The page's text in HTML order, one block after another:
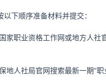
下顺序准备材料并提交：
家职业资格工作网或地方人社
地人社局官网搜索最新一期“